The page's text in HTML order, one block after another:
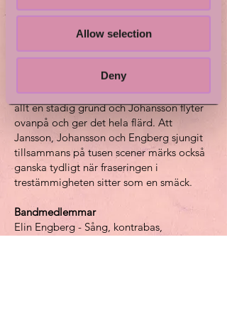
Allow selection
Deny
Trots allt skojande är Det Blev
Handgemäng inga skojare. Musiken tas
på blodigt allvar, som sig bör. Det undgår
ingen när maskineriet drar igång.
Svensson och Jansson piskar groovet
framåt, Engberg limmar perfekt och ger
allt en stadig grund och Johansson flyter
ovanpå och ger det hela flärd. Att
Jansson, Johansson och Engberg sjungit
tillsammans på tusen scener märks också
ganska tydligt när fraseringen i
trestämmigheten sitter som en smäck.
Bandmedlemmar
Elin Engberg - Sång, kontrabas,